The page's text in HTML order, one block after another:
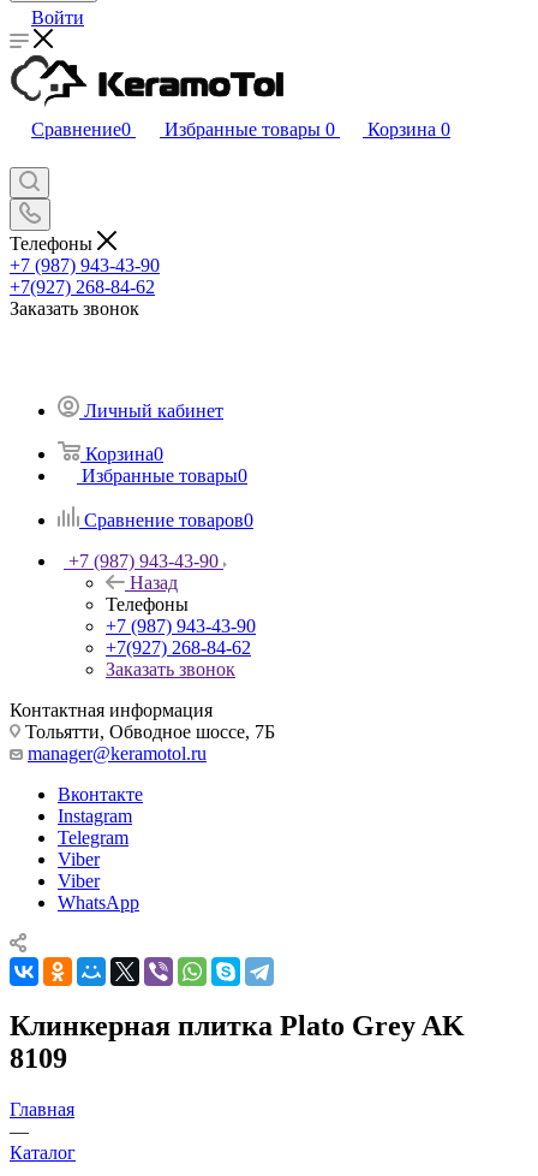
Войти
Сравнение0 Избранные товары 0 Корзина 0
Телефоны
+7 (987) 943-43-90
+7(927) 268-84-62
Заказать звонок
Личный кабинет
Корзина0
Избранные товары0
Сравнение товаров0
+7 (987) 943-43-90
Назад
Телефоны
+7 (987) 943-43-90
+7(927) 268-84-62
Заказать звонок
Контактная информация
Тольятти, Обводное шоссе, 7Б
manager@keramotol.ru
Вконтакте
Instagram
Telegram
Viber
Viber
WhatsApp
Клинкерная плитка Plato Grey AK
8109
Главная
—
Каталог